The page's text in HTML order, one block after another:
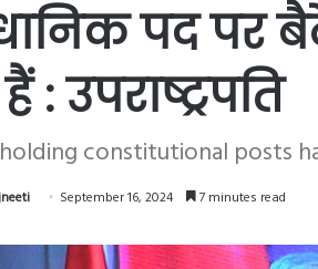
पद पर
: उपराष्ट्रपति
constitutional posts
September 16, 2024 7 minutes read